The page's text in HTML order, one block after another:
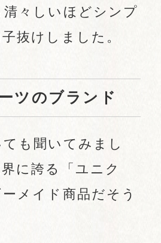
々しいほどシンプ
抜けしました。
ツのブランド
も聞いてみまし
に誇る「ユニク
メイド商品だそう